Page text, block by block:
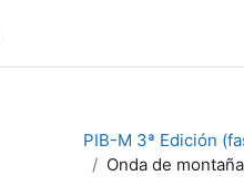
PIB-M 3ª Edición
Onda de montaña